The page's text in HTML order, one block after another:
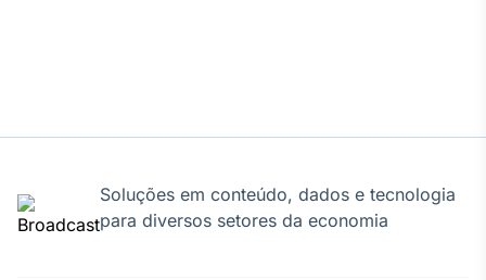
Soluções em conteúdo, dados e tecnologia
para diversos setores da economia